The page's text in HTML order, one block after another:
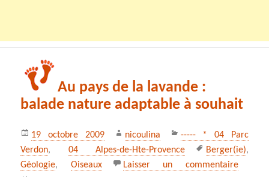
Au pays de la lavande :
balade nature adaptable à souhait
Publié
le
19 octobre 2009 Auteur
nicoulina Catégories
----- * 04 Parc
Verdon, 04 Alpes-de-Hte-Provence
Mots-
clés
Berger(ie),
Géologie,Oiseaux Laisser un commentaire